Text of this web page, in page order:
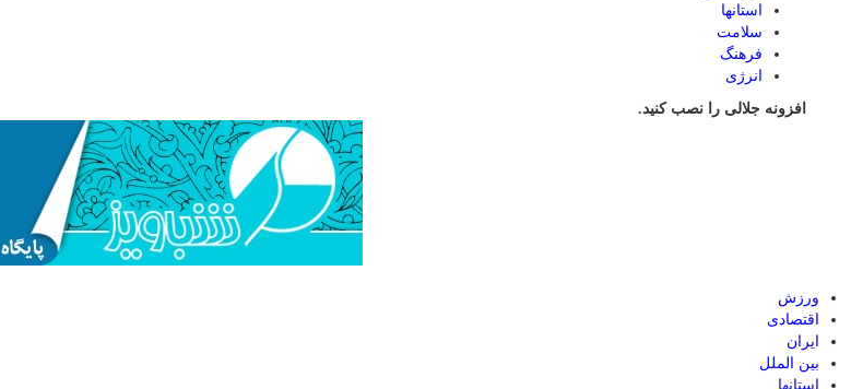
استانها
سلامت
فرهنگ
انرژی
افزونه جلالی را نصب کنید.
ورزش
اقتصادی
ایران
بین الملل
استانها